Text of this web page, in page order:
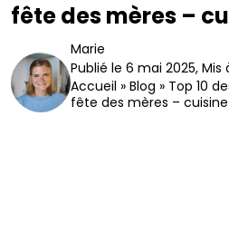
fête des mères –
Marie
Publié le 6 mai 2025,Mis
Accueil »Blog » Top 10
fête des mères – cuisine